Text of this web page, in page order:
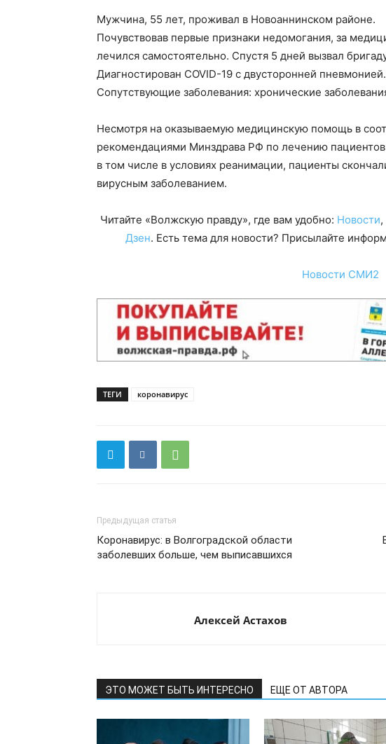
Мужчина, 55 лет, проживал в Новоаннинском районе.
Почувствовав первые признаки недомогания, за
лечился самостоятельно. Спустя 5 дней вызвал
Диагностирован COVID-19 с двусторонней пневмонией.
Сопутствующие заболевания: хронические
Несмотря на оказываемую медицинскую помощь в
рекомендациями Минздрава РФ по лечению
в том числе в условиях реанимации, пациенты
вирусным заболеванием.
Читайте «Волжскую правду», где вам удобно: Новости,
Дзен. Есть тема для новости? Присылайте
Новости СМИ2
ТЕГИ коронавирус
Предыдущая статья
Коронавирус: в Волгоградской области
заболевших больше, чем выписавшихся
Алексей Астахов
ЭТО МОЖЕТ БЫТЬ ИНТЕРЕСНО ЕЩЕ ОТ АВТОРА